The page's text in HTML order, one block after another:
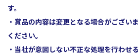
す。
・賞品の内容は変更となる場合がござい
ください。
・当社が意図しない不正な処理を行わせ